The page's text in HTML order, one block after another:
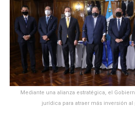
Mediante una alianza estratégica, el
jurídica para atraer más inversión